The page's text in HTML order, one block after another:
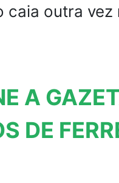
caia outra vez
A
DE